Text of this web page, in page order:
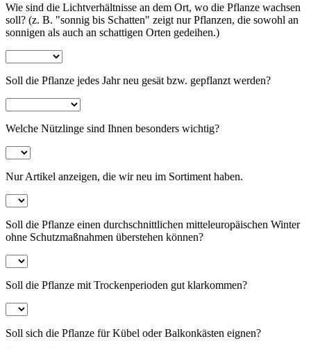
Wie sind die Lichtverhältnisse an dem Ort, wo die Pflanze wachsen
soll? (z. B. "sonnig bis Schatten" zeigt nur Pflanzen, die sowohl an
sonnigen als auch an schattigen Orten gedeihen.)
Soll die Pflanze jedes Jahr neu gesät bzw. gepflanzt werden?
Welche Nützlinge sind Ihnen besonders wichtig?
Nur Artikel anzeigen, die wir neu im Sortiment haben.
Soll die Pflanze einen durchschnittlichen mitteleuropäischen Winter
ohne Schutzmaßnahmen überstehen können?
Soll die Pflanze mit Trockenperioden gut klarkommen?
Soll sich die Pflanze für Kübel oder Balkonkästen eignen?